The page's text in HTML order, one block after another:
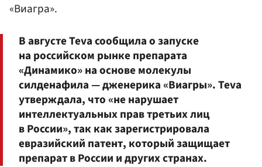
«Виагра».
В августе Teva сообщила о запуске
на российском рынке препарата
«Динамико» на основе молекулы
силденафила — дженерика «Виагры». Teva
утверждала, что «не нарушает
интеллектуальных прав третьих лиц
в России», так как зарегистрировала
евразийский патент, который защищает
препарат в России и других странах.